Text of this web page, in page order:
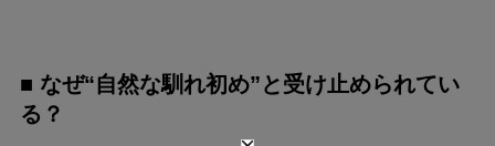
■ なぜ“自然な馴れ初め”と受け止められてい
る？